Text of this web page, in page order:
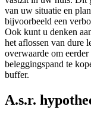
van uw situatie en
bijvoorbeeld een
Ook kunt u denken
het aflossen van dure
overwaarde om
beleggingspand te
buffer.
A.s.r.